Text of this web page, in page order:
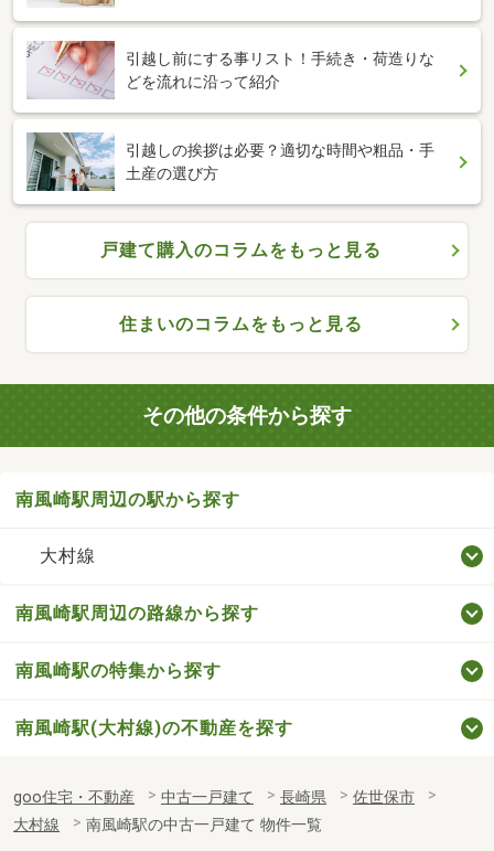
引越し前にする事リスト！手続き・荷造りな
どを流れに沿って紹介
引越しの挨拶は必要？適切な時間や粗品・手
土産の選び方
戸建て購入のコラムをもっと見る
住まいのコラムをもっと見る
その他の条件から探す
南風崎駅周辺の駅から探す
大村線
南風崎駅周辺の路線から探す
南風崎駅の特集から探す
南風崎駅(大村線)の不動産を探す
goo住宅・不動産 中古一戸建て 長崎県
佐世保市
大村線
南風崎駅の中古一戸建て 物件一覧